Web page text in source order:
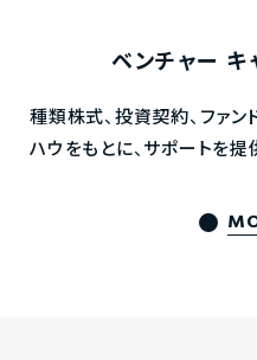
ベンチャー キ
種類株式、投資契約、ファ
ハウをもとに、サポートを提